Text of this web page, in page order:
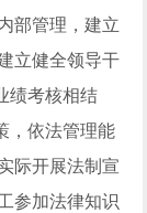
部管理，建立
立健全领导干
绩考核相结
，依法管理能
际开展法制宣
参加法律知识